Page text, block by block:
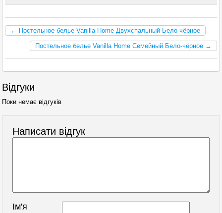
← Постельное белье Vanilla Home Двухспальный Бело-чёрное
Постельное белье Vanilla Home Семейный Бело-чёрное →
Відгуки
Поки немає відгуків
Написати відгук
Ім'я